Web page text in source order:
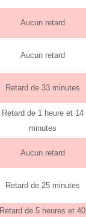
Aucun retard
Aucun retard
Retard de 33 minutes
Retard de 1 heure et 14
minutes
Aucun retard
Retard de 25 minutes
Retard de 5 heures et 40